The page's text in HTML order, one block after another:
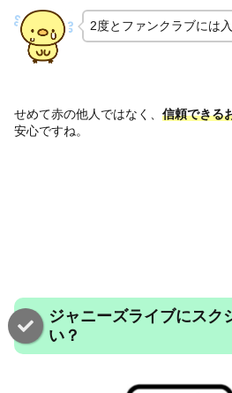
2度とファンクラブには
せめて赤の他人ではなく、 信頼できる
安心ですね。
ジャニーズライブにスク
い？